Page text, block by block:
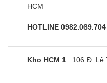
HCM
HOTLINE 0982.069.704
Kho HCM 1 : 106 Đ. Lê